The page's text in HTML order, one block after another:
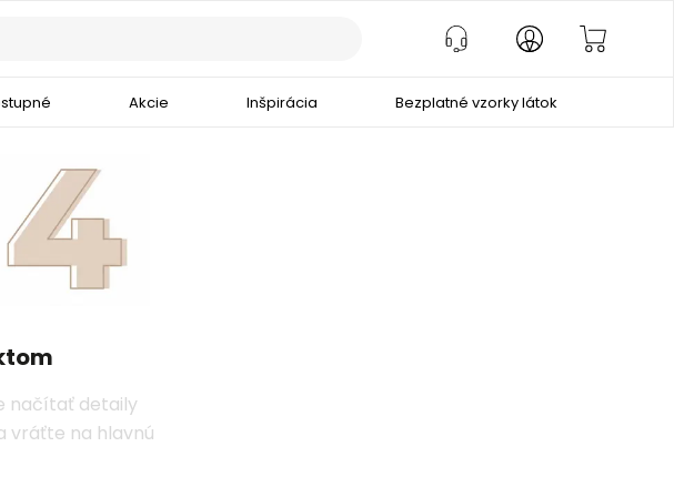
Akcie Inšpirácia Bezplatné vzorky látok
načítať detaily
vráťte na hlavnú